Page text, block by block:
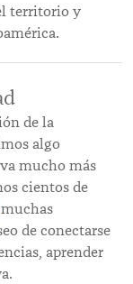
territorio y
de la
algo
mucho más
cientos de
de conectarse
aprender